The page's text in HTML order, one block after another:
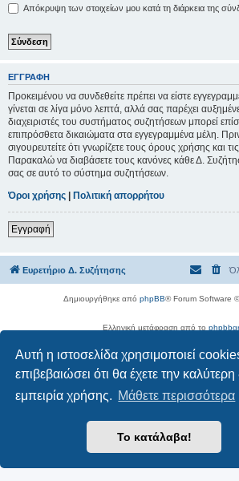
Αυτή η ιστοσελίδα χρησιμοποιεί
επιβεβαιώσει ότι θα έχετε την
εμπειρία χρήσης. Μάθετε περισσότερα
Το κατάλαβα!
Απόκρυψη των στοιχείων μου κατά τη διάρκεια της
ΕΓΓΡΑΦΉ
Προκειμένου να συνδεθείτε πρέπει να είστε
γίνεται σε λίγα μόνο λεπτά, αλλά σας παρέχει
διαχειριστές του συστήματος συζητήσεων μπορεί
επιπρόσθετα δικαιώματα στα εγγεγραμμένα μέλη. Πριν
σιγουρευτείτε ότι γνωρίζετε τους όρους χρήσης και τις
Παρακαλώ να διαβάσετε τους κανόνες κάθε Δ.
σας σε αυτό το σύστημα συζητήσεων.
Όροι χρήσης | Πολιτική απορρήτου
Εγγραφή
Ευρετήριο Δ. Συζήτησης
Δημιουργήθηκε από phpBB® Forum Software
Ελληνική μετάφραση από το